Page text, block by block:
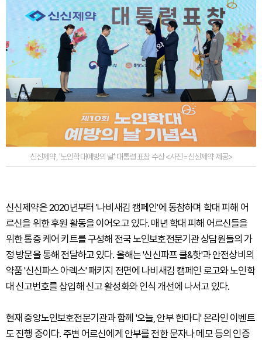
신신제약, '노인학대예방의 날' 대통령 표창 수상 <사진=신신제약 제공>
신신제약은 2020년부터 '나비새김 캠페인'에 동참하며 학대 피해 어
르신을 위한 후원 활동을 이어오고 있다. 매년 학대 피해 어르신들을
위한 통증 케어 키트를 구성해 전국 노인보호전문기관 상담원들의 가
정 방문을 통해 전달하고 있다. 올해는 '신신파프 쿨&핫'과 안전상비의
약품 '신신파스 아렉스' 패키지 전면에 나비새김 캠페인 로고와 노인학
대 신고번호를 삽입해 신고 활성화와 인식 개선에 나서고 있다.
현재 중앙노인보호전문기관과 함께 '오늘, 안부 한마디' 온라인 이벤트
도 진행 중이다. 주변 어르신에게 안부를 전한 문자나 메모 등의 인증